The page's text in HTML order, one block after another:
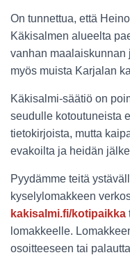
On tunnettua, että
Käkisalmen alueelta
vanhan maalaiskunnan
myös muista Karjalan
Käkisalmi-säätiö on
seudulle kotoutuneista
tietokirjoista, mutta
evakoilta ja heidän
Pyydämme teitä
kyselylomakkeen
kakisalmi.fi/kotipaikka
lomakkeelle.
osoitteeseen tai